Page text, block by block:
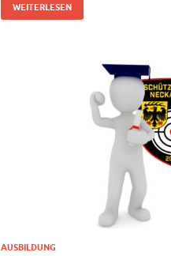
WEITERLESEN
AUSBILDUNG